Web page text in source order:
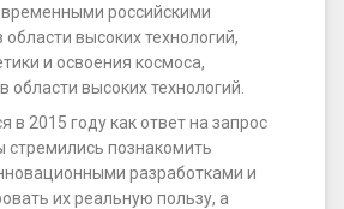
российскими
высоких технологий,
и освоения космоса,
области высоких технологий.
в 2015 году как ответ на запрос
познакомить
разработками и
их реальную пользу, а